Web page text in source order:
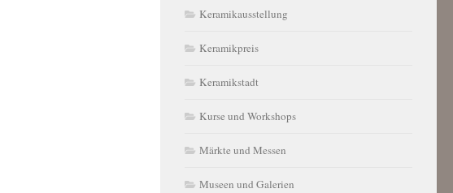
Keramikausstellung
Keramikpreis
Keramikstadt
Kurse und Workshops
Märkte und Messen
Museen und Galerien